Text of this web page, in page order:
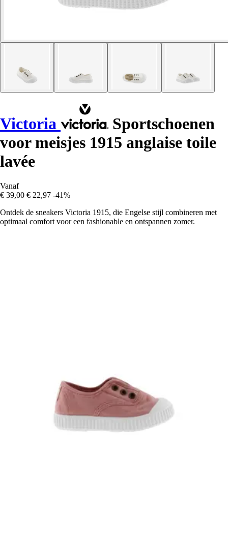
Victoria
Sportschoenen
voor meisjes 1915 anglaise toile
lavée
Vanaf
€ 39,00 € 22,97 -41%
Ontdek de sneakers Victoria 1915, die Engelse stijl combineren met
optimaal comfort voor een fashionable en ontspannen zomer.